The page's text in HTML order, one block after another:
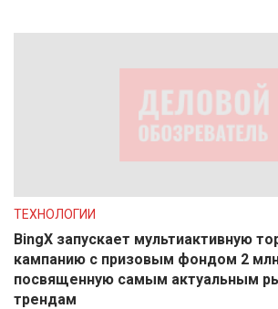
ТЕХНОЛОГИИ
BingX запускает мультиактивную
кампанию с призовым фондом 2 млн
посвященную самым актуальным
трендам